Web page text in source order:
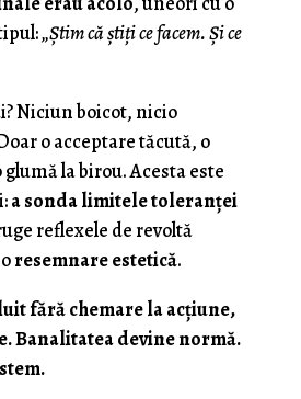
„Știm că știți ce facem. Și ce
Niciun boicot, nicio
o acceptare tăcută, o
la birou. Acesta este
a sonda limitele toleranței
reflexele de revoltă
resemnare estetică.
fără chemare la acțiune,
Banalitatea devine normă.